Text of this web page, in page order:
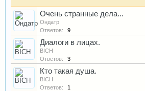
Очень странные дела...
Ондатр
Ответов:
9
Диалоги в лицах.
BICH
Ответов:
3
Кто такая душа.
BICH
Ответов:
1